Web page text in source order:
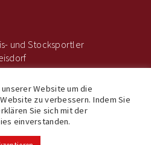
und Stocksportler
Eis- und Stocksportler
Website um die
zu verbessern. Indem Sie
Sie sich mit der
einverstanden.